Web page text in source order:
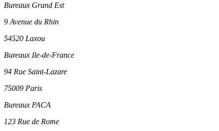
Bureaux Grand Est
9 Avenue du Rhin
54520 Laxou
Bureaux Ile-de-France
94 Rue Saint-Lazare
75009 Paris
Bureaux PACA
123 Rue de Rome